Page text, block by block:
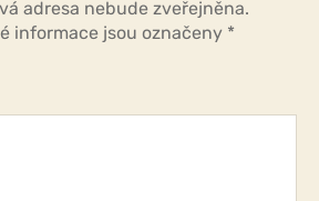
adresa nebude zveřejněna.
informace jsou označeny *